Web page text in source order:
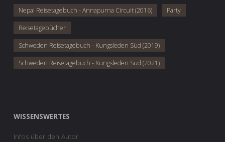
Nepal Reisetagebuch - Annapurna Circuit (2016) Party
Reisetagebücher
Schweden Reisetagebuch - Kungsleden Süd (2019)
Schweden Reisetagebuch - Kungsleden Süd (2021)
WISSENSWERTES
Infos über den Autor